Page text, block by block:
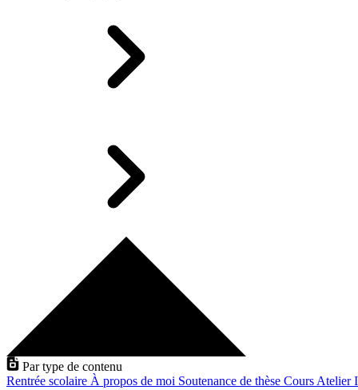
Par type de contenu
Rentrée scolaire À propos de moi Soutenance de thèse Cours Atelier